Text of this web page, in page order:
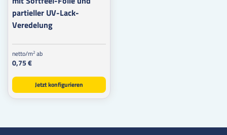
partieller UV-Lack-
Veredelung
netto/m2 ab
0,75 €
Jetzt konfigurieren